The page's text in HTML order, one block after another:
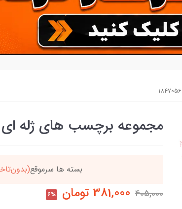
مجموعه برچسب های ژله ای ژاپن
خریدتو به5میلیون
405,000
381,000 تومان 6%